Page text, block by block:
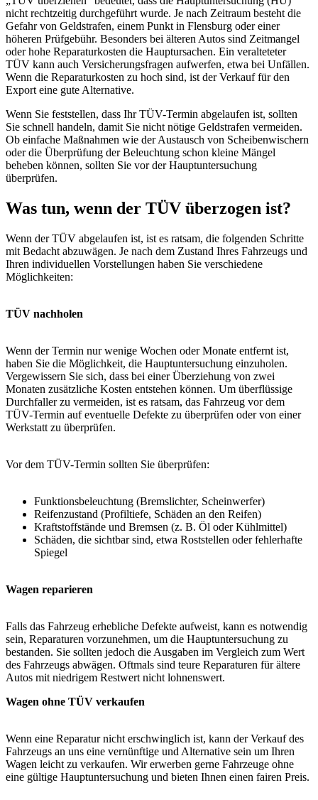
nicht rechtzeitig durchgeführt wurde. Je nach Zeitraum besteht die
Gefahr von Geldstrafen, einem Punkt in Flensburg oder einer
höheren Prüfgebühr. Besonders bei älteren Autos sind Zeitmangel
oder hohe Reparaturkosten die Hauptursachen. Ein veralteteter
TÜV kann auch Versicherungsfragen aufwerfen, etwa bei Unfällen.
Wenn die Reparaturkosten zu hoch sind, ist der Verkauf für den
Export eine gute Alternative.
Wenn Sie feststellen, dass Ihr TÜV-Termin abgelaufen ist, sollten
Sie schnell handeln, damit Sie nicht nötige Geldstrafen vermeiden.
Ob einfache Maßnahmen wie der Austausch von Scheibenwischern
oder die Überprüfung der Beleuchtung schon kleine Mängel
beheben können, sollten Sie vor der Hauptuntersuchung
überprüfen.
Was tun, wenn der TÜV überzogen ist?
Wenn der TÜV abgelaufen ist, ist es ratsam, die folgenden Schritte
mit Bedacht abzuwägen. Je nach dem Zustand Ihres Fahrzeugs und
Ihren individuellen Vorstellungen haben Sie verschiedene
Möglichkeiten:
TÜV nachholen
Wenn der Termin nur wenige Wochen oder Monate entfernt ist,
haben Sie die Möglichkeit, die Hauptuntersuchung einzuholen.
Vergewissern Sie sich, dass bei einer Überziehung von zwei
Monaten zusätzliche Kosten entstehen können. Um überflüssige
Durchfaller zu vermeiden, ist es ratsam, das Fahrzeug vor dem
TÜV-Termin auf eventuelle Defekte zu überprüfen oder von einer
Werkstatt zu überprüfen.
Vor dem TÜV-Termin sollten Sie überprüfen:
Funktionsbeleuchtung (Bremslichter, Scheinwerfer)
Reifenzustand (Profiltiefe, Schäden an den Reifen)
Kraftstoffstände und Bremsen (z. B. Öl oder Kühlmittel)
Schäden, die sichtbar sind, etwa Roststellen oder fehlerhafte
Spiegel
Wagen reparieren
Falls das Fahrzeug erhebliche Defekte aufweist, kann es notwendig
sein, Reparaturen vorzunehmen, um die Hauptuntersuchung zu
bestanden. Sie sollten jedoch die Ausgaben im Vergleich zum Wert
des Fahrzeugs abwägen. Oftmals sind teure Reparaturen für ältere
Autos mit niedrigem Restwert nicht lohnenswert.
Wagen ohne TÜV verkaufen
Wenn eine Reparatur nicht erschwinglich ist, kann der Verkauf des
Fahrzeugs an uns eine vernünftige und Alternative sein um Ihren
Wagen leicht zu verkaufen. Wir erwerben gerne Fahrzeuge ohne
eine gültige Hauptuntersuchung und bieten Ihnen einen fairen Preis.